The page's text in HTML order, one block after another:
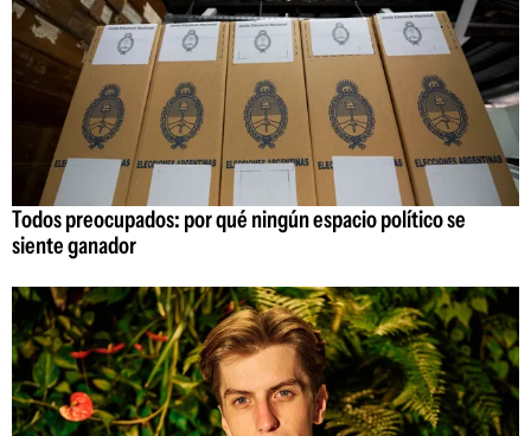
Todos preocupados: por qué ningún espacio político se
siente ganador